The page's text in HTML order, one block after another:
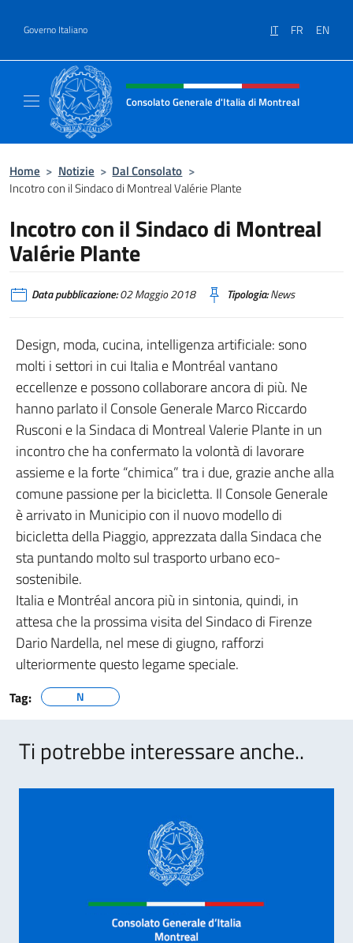
Governo Italiano IT FR EN
Intestazione sito, social e menù
Consolato Generale d'Italia di Montreal
Home > Notizie > Dal Consolato >
Incotro con il Sindaco di Montreal Valérie Plante
Incotro con il Sindaco di Montreal
Valérie Plante
Data pubblicazione:02 Maggio 2018 Tipologia:News
Design, moda, cucina, intelligenza artificiale: sono
molti i settori in cui Italia e Montréal vantano
eccellenze e possono collaborare ancora di più. Ne
hanno parlato il Console Generale Marco Riccardo
Rusconi e la Sindaca di Montreal Valerie Plante in un
incontro che ha confermato la volontà di lavorare
assieme e la forte “chimica” tra i due, grazie anche alla
comune passione per la bicicletta. Il Console Generale
è arrivato in Municipio con il nuovo modello di
bicicletta della Piaggio, apprezzata dalla Sindaca che
sta puntando molto sul trasporto urbano eco-
sostenibile.
Italia e Montréal ancora più in sintonia, quindi, in
attesa che la prossima visita del Sindaco di Firenze
Dario Nardella, nel mese di giugno, rafforzi
ulteriormente questo legame speciale.
Tag: N
Ti potrebbe interessare anche..